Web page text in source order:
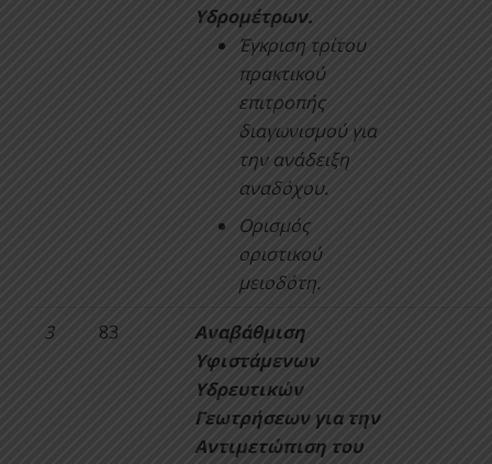
Υδρομέτρων.
Έγκριση τρίτου
πρακτικού
επιτροπής
διαγωνισμού για
την ανάδειξη
αναδόχου.
Ορισμός
οριστικού
μειοδότη.
3 83
Αναβάθμιση
Υφιστάμενων
Υδρευτικών
Γεωτρήσεων για την
Αντιμετώπιση του